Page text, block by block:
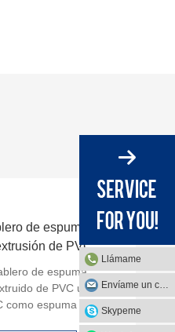
de espuma de
de PVC
de espuma
de PVC utiliza
como espuma interior,
también es
Llámame
Skypeme